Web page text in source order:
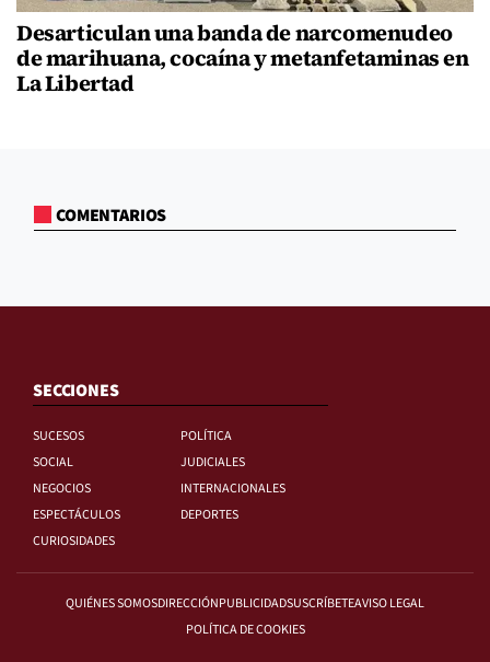
Desarticulan una banda de narcomenudeo
de marihuana, cocaína y metanfetaminas en
La Libertad
COMENTARIOS
SECCIONES
SUCESOS
POLÍTICA
SOCIAL
JUDICIALES
NEGOCIOS
INTERNACIONALES
ESPECTÁCULOS
DEPORTES
CURIOSIDADES
QUIÉNES SOMOSDIRECCIÓNPUBLICIDADSUSCRÍBETEAVISO LEGAL
POLÍTICA DE COOKIES